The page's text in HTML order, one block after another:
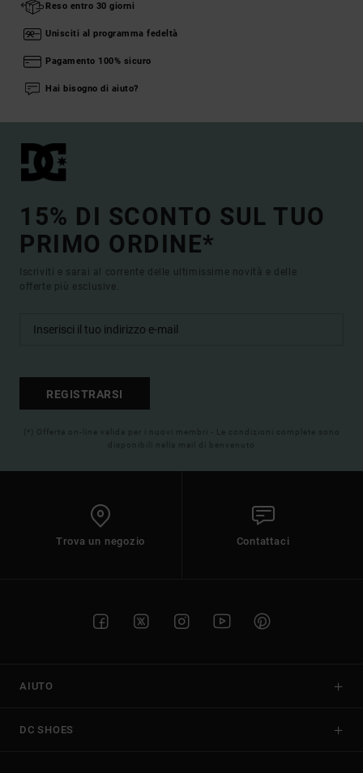
Reso entro 30 giorni
Unisciti al programma fedeltà
Pagamento 100% sicuro
Hai bisogno di aiuto?
15% DI SCONTO SUL TUO
PRIMO ORDINE*
Iscriviti e sarai al corrente delle ultimissime novità e delle
offerte più esclusive.
REGISTRARSI
(*) Offerta on-line valida per i nuovi membri - Le condizioni complete sono
disponibili nella mail di benvenuto
Trova un negozio Contattaci
AIUTO
DC SHOES